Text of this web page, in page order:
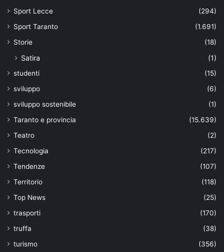
Sport Lecce
(294)
Sport Taranto
(1.691)
Storie
(18)
Satira (1)
studenti
(15)
sviluppo
(6)
sviluppo sostenibile
(1)
Taranto e provincia
(15.639)
Teatro
(2)
Tecnologia
(217)
Tendenze
(107)
Territorio
(118)
Top News
(25)
trasporti
(170)
truffa
(38)
turismo
(356)